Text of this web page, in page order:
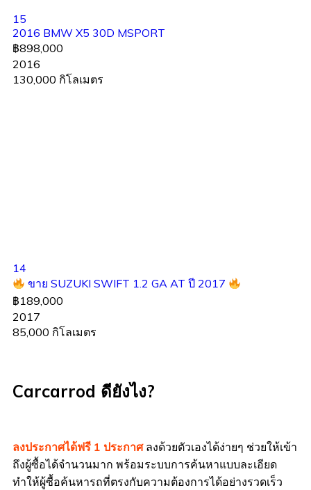
15
2016 BMW X5 30D MSPORT
฿898,000
2016
130,000 กิโลเมตร
14
ขาย SUZUKI SWIFT 1.2 GA AT ปี 2017
฿189,000
2017
85,000 กิโลเมตร
Carcarrod ดียังไง?
ลงประกาศได้ฟรี 1 ประกาศลงด้วยตัวเองได้ง่ายๆ ช่วยให้เข้า
ถึงผู้ซื้อได้จำนวนมาก พร้อมระบบการค้นหาแบบละเอียด
ทำให้ผู้ซื้อค้นหารถที่ตรงกับความต้องการได้อย่างรวดเร็ว